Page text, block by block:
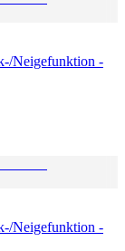
Neigefunktion -
Neigefunktion -